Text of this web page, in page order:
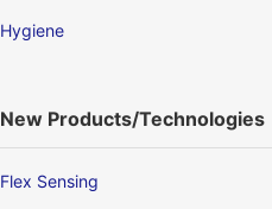
Hygiene
New Products/Technologies
Flex Sensing